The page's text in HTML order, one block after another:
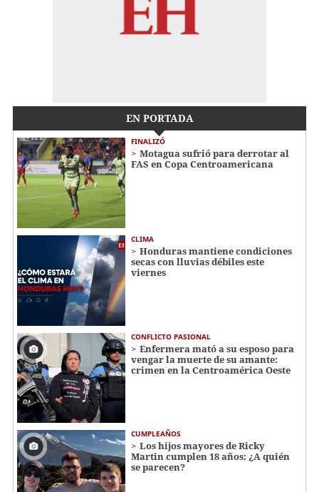
EN PORTADA
FINALIZÓ
Motagua sufrió para derrotar al
FAS en Copa Centroamericana
CLIMA
Honduras mantiene condiciones
secas con lluvias débiles este
viernes
CONFLICTO PASIONAL
Enfermera mató a su esposo para
vengar la muerte de su amante:
crimen en la Centroamérica Oeste
CUMPLEAÑOS
Los hijos mayores de Ricky
Martin cumplen 18 años: ¿A quién
se parecen?